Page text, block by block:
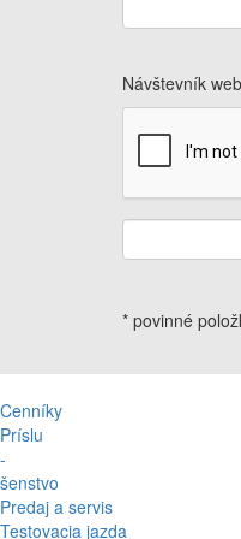
Návštevník
* povinné
Cenníky
Príslu
-
šenstvo
Predaj a servis
Testovacia jazda